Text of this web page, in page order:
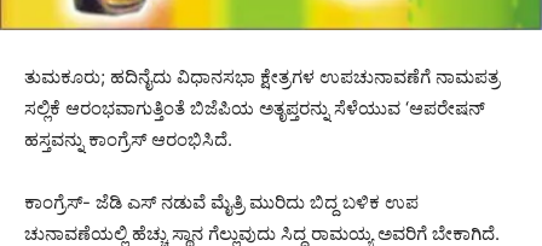
ತುಮಕೂರು; ಹದಿನೈದು ವಿಧಾನಸಭಾ ಕ್ಷೇತ್ರಗಳ ಉಪಚುನಾವಣೆಗೆ ನಾಮಪತ್ರ
ಸಲ್ಲಿಕೆ ಆರಂಭವಾಗುತ್ತಿಂತೆ ಬಿಜೆಪಿಯ ಅತೃಪ್ತರನ್ನು ಸೆಳೆಯುವ ‘ಆಪರೇಷನ್‌
ಹಸ್ತವನ್ನು ಕಾಂಗ್ರೆಸ್ ಆರಂಭಿಸಿದೆ.
ಕಾಂಗ್ರೆಸ್- ಜೆಡಿ ಎಸ್ ನಡುವೆ ಮೈತ್ರಿ ಮುರಿದು ಬಿದ್ದ ಬಳಿಕ ಉಪ
ಚುನಾವಣೆಯಲ್ಲಿ ಹೆಚ್ಚು ಸ್ಥಾನ ಗೆಲ್ಲುವುದು ಸಿದ್ದ ರಾಮಯ್ಯ ಅವರಿಗೆ ಬೇಕಾಗಿದೆ.